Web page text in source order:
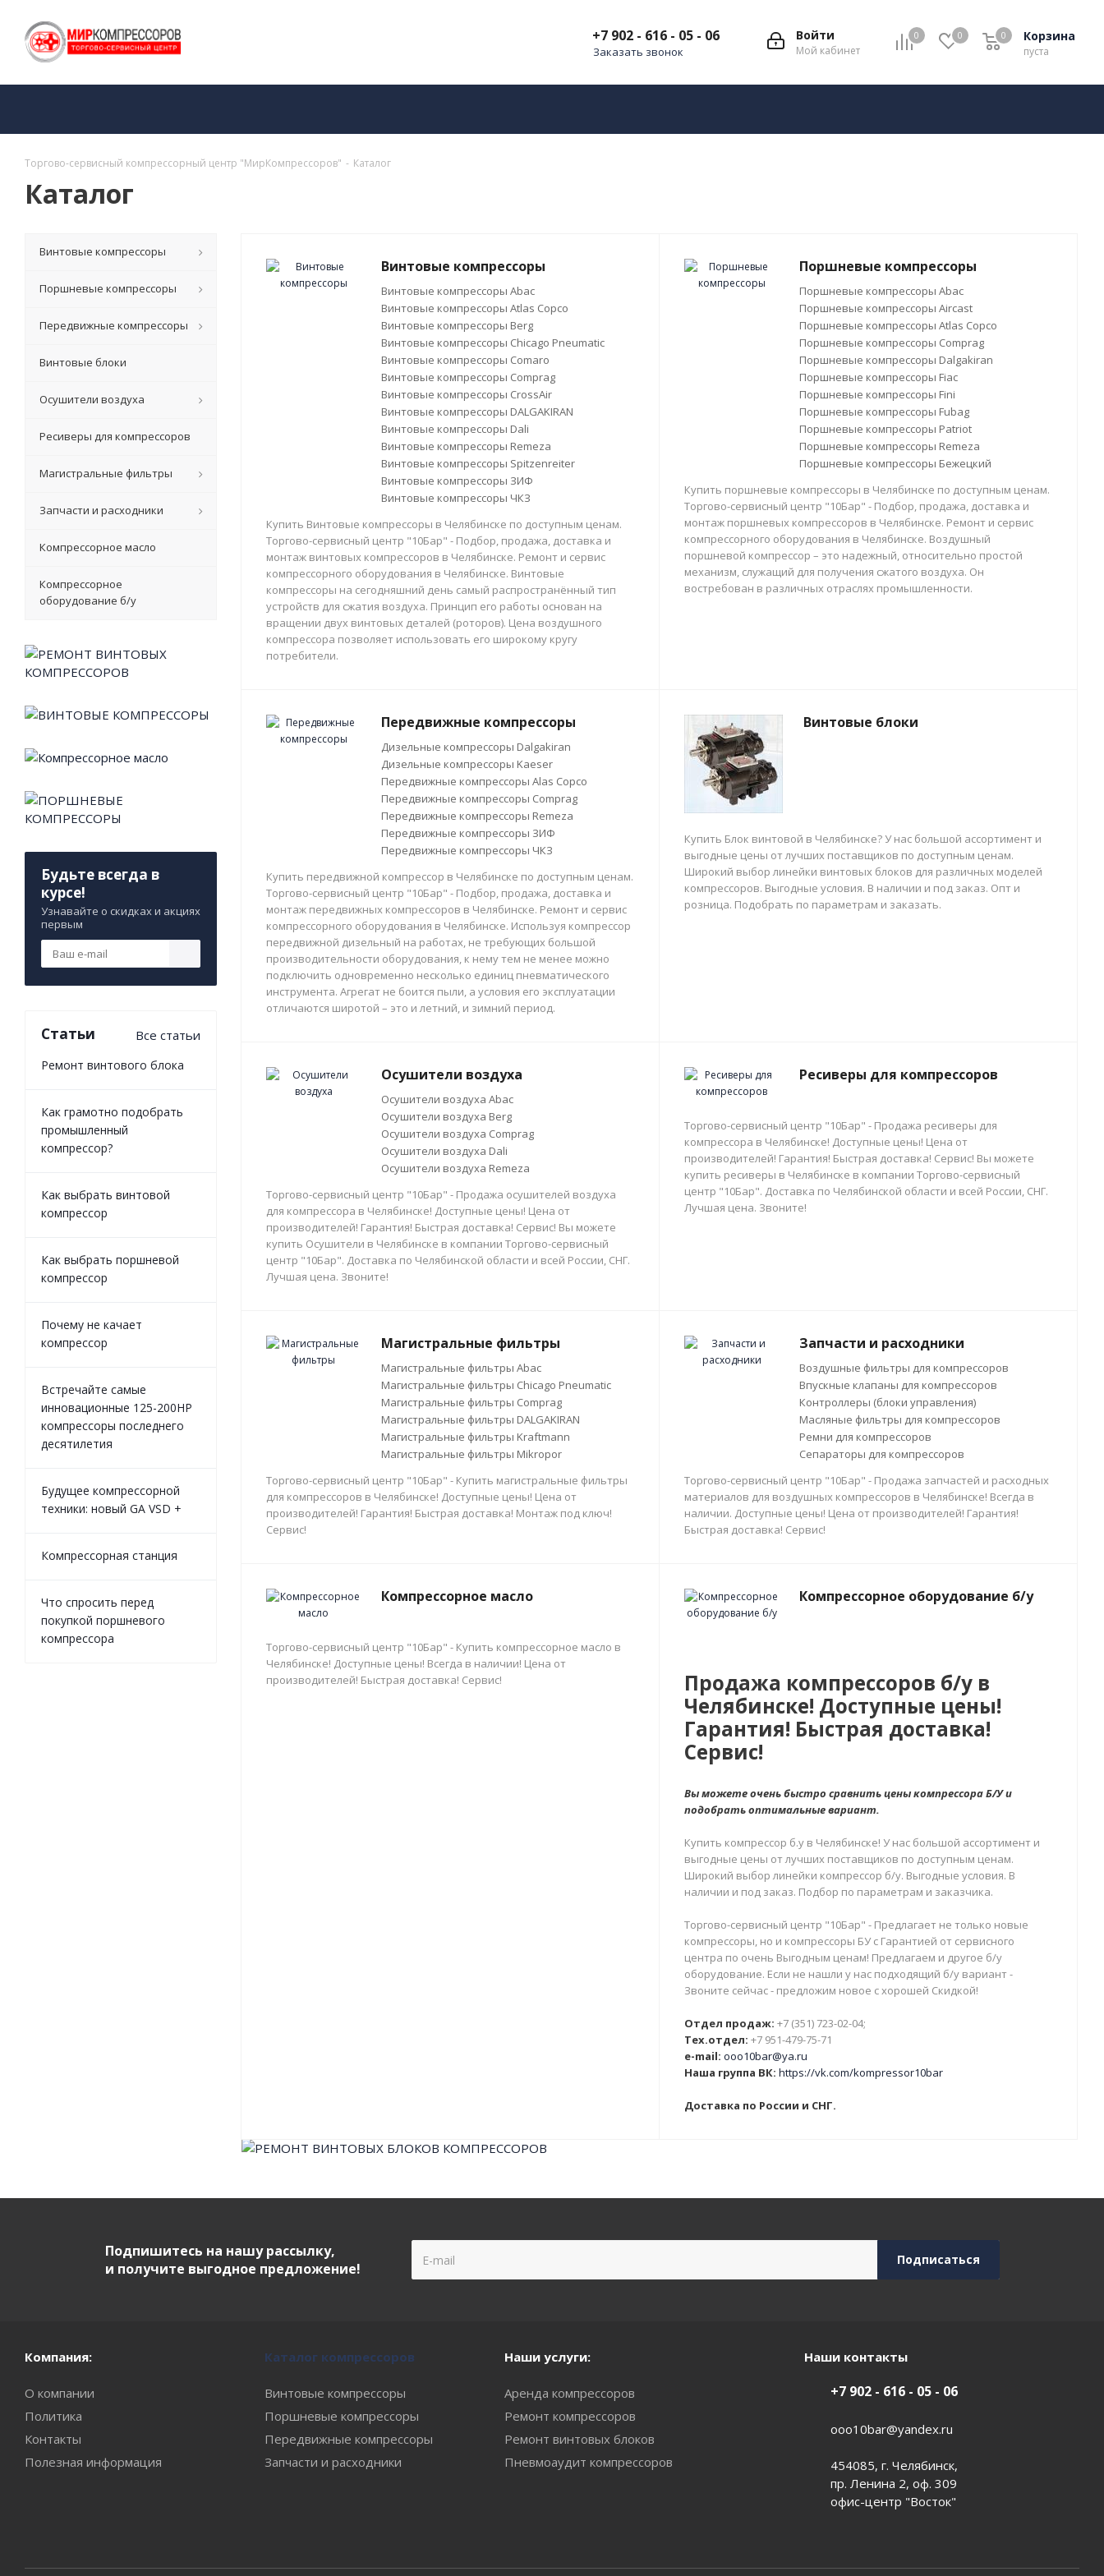
0 0 Корзина
пуста
0
Войти
Мой кабинет
+7 902 - 616 - 05 - 06
Заказать звонок
Торгово-сервисный компрессорный центр "МирКомпрессоров" - Каталог
Каталог
Винтовые компрессоры
Винтовые компрессоры Abac
Винтовые компрессоры Atlas Copco
Винтовые компрессоры Berg
Винтовые компрессоры Chicago Pneumatic
Винтовые компрессоры Comaro
Винтовые компрессоры Comprag
Винтовые компрессоры CrossAir
Винтовые компрессоры DALGAKIRAN
Винтовые компрессоры Dali
Винтовые компрессоры Remeza
Винтовые компрессоры Spitzenreiter
Винтовые компрессоры ЗИФ
Винтовые компрессоры ЧКЗ
Купить Винтовые компрессоры в Челябинске по доступным ценам.
Торгово-сервисный центр "10Бар" - Подбор, продажа, доставка и
монтаж винтовых компрессоров в Челябинске. Ремонт и сервис
компрессорного оборудования в Челябинске. Винтовые
компрессоры на сегодняшний день самый распространённый тип
устройств для сжатия воздуха. Принцип его работы основан на
вращении двух винтовых деталей (роторов). Цена воздушного
компрессора позволяет использовать его широкому кругу
потребители.
Поршневые компрессоры
Поршневые компрессоры Abac
Поршневые компрессоры Aircast
Поршневые компрессоры Atlas Copco
Поршневые компрессоры Comprag
Поршневые компрессоры Dalgakiran
Поршневые компрессоры Fiac
Поршневые компрессоры Fini
Поршневые компрессоры Fubag
Поршневые компрессоры Patriot
Поршневые компрессоры Remeza
Поршневые компрессоры Бежецкий
Купить поршневые компрессоры в Челябинске по доступным ценам.
Торгово-сервисный центр "10Бар" - Подбор, продажа, доставка и
монтаж поршневых компрессоров в Челябинске. Ремонт и сервис
компрессорного оборудования в Челябинске. Воздушный
поршневой компрессор – это надежный, относительно простой
механизм, служащий для получения сжатого воздуха. Он
востребован в различных отраслях промышленности.
Передвижные компрессоры
Дизельные компрессоры Dalgakiran
Дизельные компрессоры Kaeser
Передвижные компрессоры Alas Copco
Передвижные компрессоры Comprag
Передвижные компрессоры Remeza
Передвижные компрессоры ЗИФ
Передвижные компрессоры ЧКЗ
Купить передвижной компрессор в Челябинске по доступным ценам.
Торгово-сервисный центр "10Бар" - Подбор, продажа, доставка и
монтаж передвижных компрессоров в Челябинске. Ремонт и сервис
компрессорного оборудования в Челябинске. Используя компрессор
передвижной дизельный на работах, не требующих большой
производительности оборудования, к нему тем не менее можно
подключить одновременно несколько единиц пневматического
инструмента. Агрегат не боится пыли, а условия его эксплуатации
отличаются широтой – это и летний, и зимний период.
Винтовые блоки
Купить Блок винтовой в Челябинске? У нас большой ассортимент и
выгодные цены от лучших поставщиков по доступным ценам.
Широкий выбор линейки винтовых блоков для различных моделей
компрессоров. Выгодные условия. В наличии и под заказ. Опт и
розница. Подобрать по параметрам и заказать.
Осушители воздуха
Осушители воздуха Abac
Осушители воздуха Berg
Осушители воздуха Comprag
Осушители воздуха Dali
Осушители воздуха Remeza
Торгово-сервисный центр "10Бар" - Продажа осушителей воздуха
для компрессора в Челябинске! Доступные цены! Цена от
производителей! Гарантия! Быстрая доставка! Сервис! Вы можете
купить Осушители в Челябинске в компании Торгово-сервисный
центр "10Бар". Доставка по Челябинской области и всей России, СНГ.
Лучшая цена. Звоните!
Ресиверы для компрессоров
Торгово-сервисный центр "10Бар" - Продажа ресиверы для
компрессора в Челябинске! Доступные цены! Цена от
производителей! Гарантия! Быстрая доставка! Сервис! Вы можете
купить ресиверы в Челябинске в компании Торгово-сервисный
центр "10Бар". Доставка по Челябинской области и всей России, СНГ.
Лучшая цена. Звоните!
Магистральные фильтры
Магистральные фильтры Abac
Магистральные фильтры Chicago Pneumatic
Магистральные фильтры Comprag
Магистральные фильтры DALGAKIRAN
Магистральные фильтры Kraftmann
Магистральные фильтры Mikropor
Торгово-сервисный центр "10Бар" - Купить магистральные фильтры
для компрессоров в Челябинске! Доступные цены! Цена от
производителей! Гарантия! Быстрая доставка! Монтаж под ключ!
Сервис!
Запчасти и расходники
Воздушные фильтры для компрессоров
Впускные клапаны для компрессоров
Контроллеры (блоки управления)
Масляные фильтры для компрессоров
Ремни для компрессоров
Сепараторы для компрессоров
Торгово-сервисный центр "10Бар" - Продажа запчастей и расходных
материалов для воздушных компрессоров в Челябинске! Всегда в
наличии. Доступные цены! Цена от производителей! Гарантия!
Быстрая доставка! Сервис!
Компрессорное масло
Торгово-сервисный центр "10Бар" - Купить компрессорное масло в
Челябинске! Доступные цены! Всегда в наличии! Цена от
производителей! Быстрая доставка! Сервис!
Компрессорное оборудование б/у
Продажа компрессоров б/у в
Челябинске! Доступные цены!
Гарантия! Быстрая доставка!
Сервис!
Вы можете очень быстро сравнить цены компрессора Б/У и
подобрать оптимальные вариант.
Купить компрессор б.у в Челябинске! У нас большой ассортимент и
выгодные цены от лучших поставщиков по доступным ценам.
Широкий выбор линейки компрессор б/у. Выгодные условия. В
наличии и под заказ. Подбор по параметрам и заказчика.
Торгово-сервисный центр "10Бар" - Предлагает не только новые
компрессоры, но и компрессоры БУ с Гарантией от сервисного
центра по очень Выгодным ценам! Предлагаем и другое б/у
оборудование. Если не нашли у нас подходящий б/у вариант -
Звоните сейчас - предложим новое с хорошей Скидкой!
Отдел продаж: +7 (351) 723-02-04;
Тех.отдел: +7 951-479-75-71
e-mail: ooo10bar@ya.ru
Наша группа ВК: https://vk.com/kompressor10bar
Доставка по России и СНГ.
Винтовые компрессоры
Поршневые компрессоры
Передвижные компрессоры
Винтовые блоки
Осушители воздуха
Ресиверы для компрессоров
Магистральные фильтры
Запчасти и расходники
Компрессорное масло
Компрессорное
оборудование б/у
Будьте всегда в
курсе!
Узнавайте о скидках и акциях
первым
Статьи Все статьи
Ремонт винтового блока
Как грамотно подобрать
промышленный
компрессор?
Как выбрать винтовой
компрессор
Как выбрать поршневой
компрессор
Почему не качает
компрессор
Встречайте самые
инновационные 125-200HP
компрессоры последнего
десятилетия
Будущее компрессорной
техники: новый GA VSD +
Компрессорная станция
Что спросить перед
покупкой поршневого
компрессора
Подпишитесь на нашу рассылку,
и получите выгодное предложение!
Компания:
О компании
Политика
Контакты
Полезная информация
Каталог компрессоров
Винтовые компрессоры
Поршневые компрессоры
Передвижные компрессоры
Запчасти и расходники
Наши услуги:
Аренда компрессоров
Ремонт компрессоров
Ремонт винтовых блоков
Пневмоаудит компрессоров
Наши контакты
+7 902 - 616 - 05 - 06
ooo10bar@yandex.ru
454085, г. Челябинск,
пр. Ленина 2, оф. 309
офис-центр "Восток"